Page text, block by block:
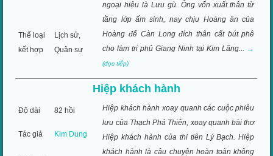
ngoại hiệu là Lưu gù. Ông vốn xuất thân từ
tầng lớp ấm sinh, nay chịu Hoàng ân của
Hoàng đế Càn Long đích thân cất bút phê
cho làm tri phủ Giang Ninh tại Kim Lăng... →
(đọc tiếp)
Thể loại
kết hợp
Lịch sử,
Quân sự
Hiệp khách hành
Độ dài 82 hồi
Hiệp khách hành xoay quanh các cuộc phiêu
lưu của Thạch Phá Thiên, xoay quanh bài thơ
Hiệp khách hành của thi tiên Lý Bạch. Hiệp
khách hành là câu chuyện hoàn toàn không
Tác giả Kim Dung